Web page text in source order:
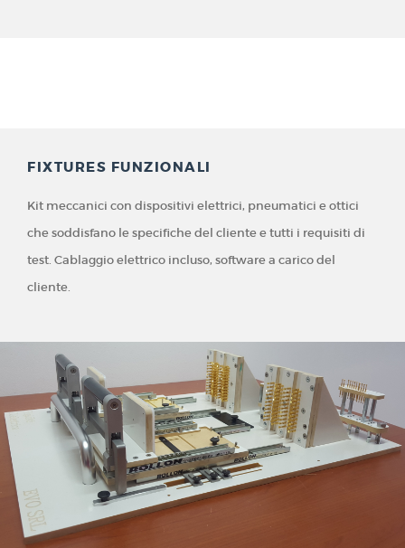
FIXTURES FUNZIONALI
Kit meccanici con dispositivi elettrici, pneumatici e ottici
che soddisfano le specifiche del cliente e tutti i requisiti di
test. Cablaggio elettrico incluso, software a carico del
cliente.